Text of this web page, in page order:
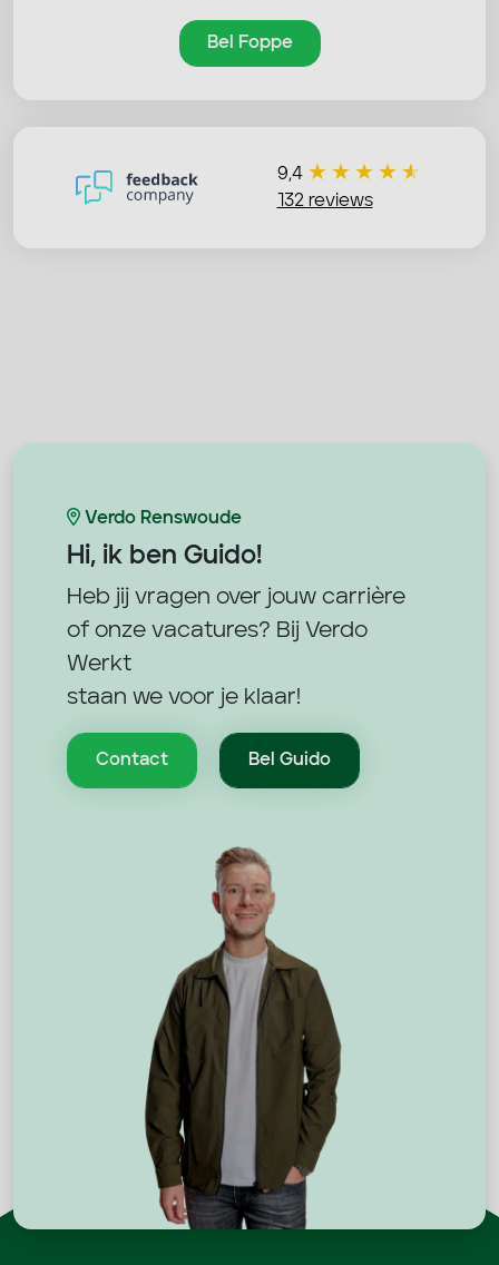
Bel Foppe
9,4
132 reviews
Verdo Renswoude
Hi, ik ben Guido!
Heb jij vragen over jouw carrière
of onze vacatures? Bij Verdo
Werkt
staan we voor je klaar!
Contact Bel Guido